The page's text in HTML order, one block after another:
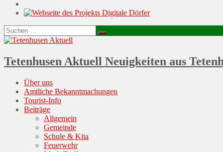
Suchen
nach:
Suchen
Tetenhusen Aktuell Neuigkeiten aus
Menu
Skip
content
Über uns
Amtliche Bekanntmachungen
Tourist-Info
Beiträge
Allgemein
Gemeinde
Schule & Kita
Feuerwehr